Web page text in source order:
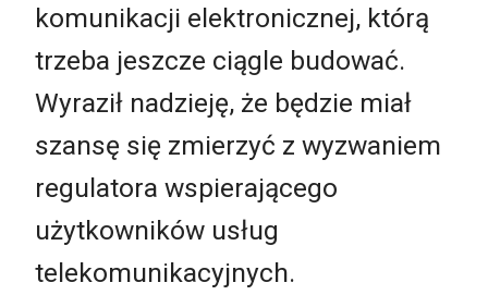
komunikacji elektronicznej, którą
trzeba jeszcze ciągle budować.
Wyraził nadzieję, że będzie miał
szansę się zmierzyć z wyzwaniem
regulatora wspierającego
użytkowników usług
telekomunikacyjnych.